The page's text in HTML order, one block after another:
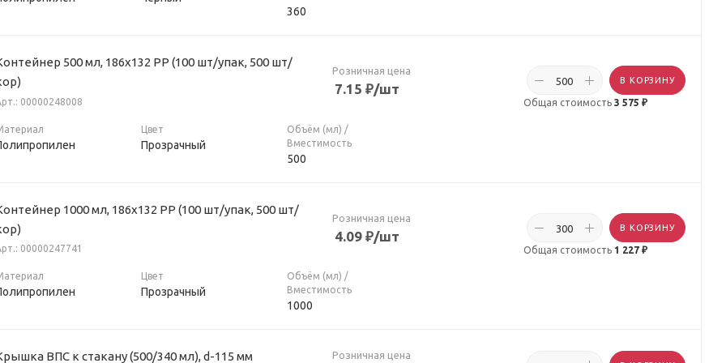
360
500 мл, 186х132 РР (100 шт/упак, 500 шт/
00000248008
Розничная цена
7.15 ₽/шт
В КОРЗИНУ
Общая стоимость 3 575 ₽
Цвет
Прозрачный
Объём (мл) /
Вместимость
500
1000 мл, 186х132 РР (100 шт/упак, 500 шт/
00000247741
Розничная цена
4.09 ₽/шт
В КОРЗИНУ
Общая стоимость 1 227 ₽
Цвет
Прозрачный
Объём (мл) /
Вместимость
1000
ВПС к стакану (500/340 мл), d-115 мм Розничная цена